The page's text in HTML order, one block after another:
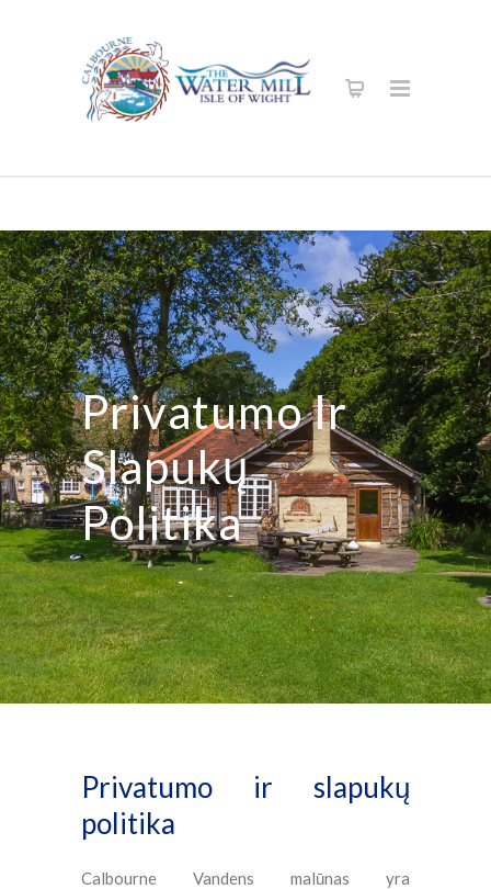
Privatumo Ir
Slapukų
Politika
Privatumo ir slapukų
politika
Calbourne Vandens malūnas yra